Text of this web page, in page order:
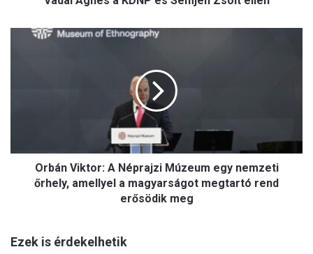
Zsolt
Orbán
amellyel
magyarságot
meg
Orbán Viktor: A Néprajzi Múzeum egy nemzeti
őrhely, amellyel a magyarságot megtartó rend
erősödik meg
Ezek is érdekelhetik